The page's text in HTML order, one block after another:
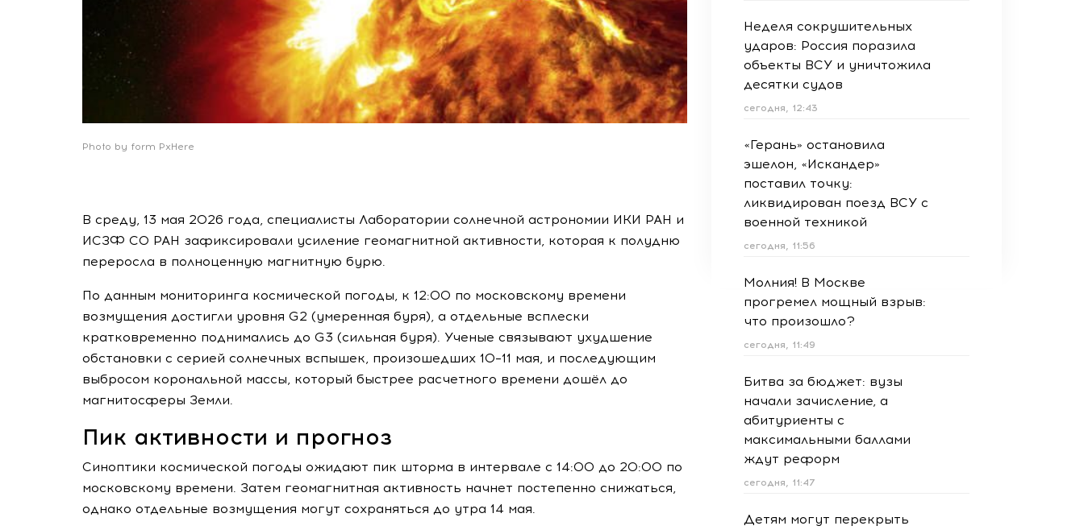
Photo by form PxHere
В среду, 13 мая 2026 года, специалисты Лаборатории солнечной астрономии ИКИ РАН и
ИСЗФ СО РАН зафиксировали усиление геомагнитной активности, которая к полудню
переросла в полноценную магнитную бурю.
По данным мониторинга космической погоды, к 12:00 по московскому времени
возмущения достигли уровня G2 (умеренная буря), а отдельные всплески
кратковременно поднимались до G3 (сильная буря). Ученые связывают ухудшение
обстановки с серией солнечных вспышек, произошедших 10–11 мая, и последующим
выбросом корональной массы, который быстрее расчетного времени дошёл до
магнитосферы Земли.
Пик активности и прогноз
Синоптики космической погоды ожидают пик шторма в интервале с 14:00 до 20:00 по
московскому времени. Затем геомагнитная активность начнет постепенно снижаться,
однако отдельные возмущения могут сохраняться до утра 14 мая.
Неделя сокрушительных
ударов: Россия поразила
объекты ВСУ и уничтожила
десятки судов
сегодня, 12:43
«Герань» остановила
эшелон, «Искандер»
поставил точку:
ликвидирован поезд ВСУ с
военной техникой
сегодня, 11:56
Молния! В Москве
прогремел мощный взрыв:
что произошло?
сегодня, 11:49
Битва за бюджет: вузы
начали зачисление, а
абитуриенты с
максимальными баллами
ждут реформ
сегодня, 11:47
Детям могут перекрыть